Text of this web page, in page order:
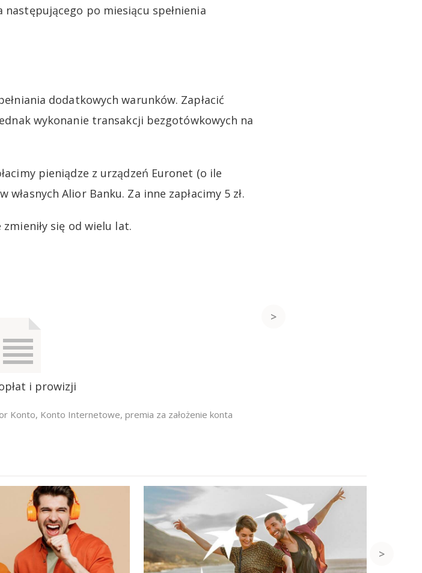
po miesiącu spełnienia
dodatkowych warunków. Zapłacić
wykonanie transakcji bezgotówkowych na
pieniądze z urządzeń Euronet (o ile
Alior Banku. Za inne zapłacimy 5 zł.
się od wielu lat.
i prowizji
Konto, Konto Internetowe, premia za założenie konta